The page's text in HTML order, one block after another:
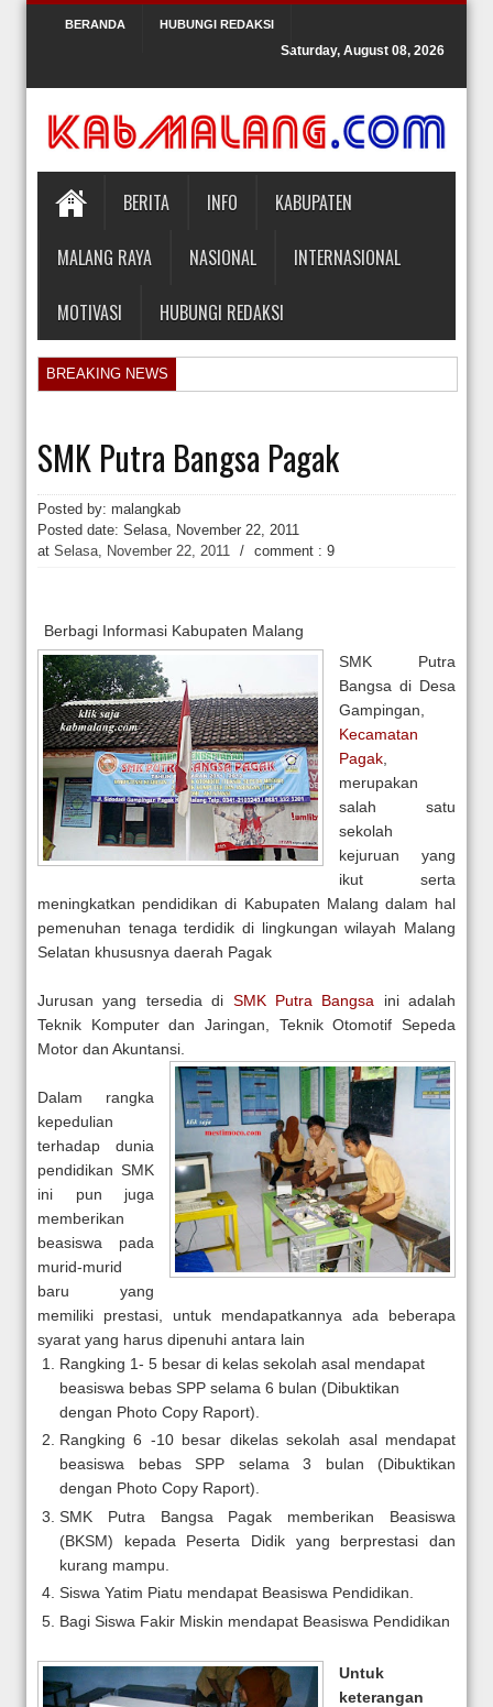
BERANDA HUBUNGI REDAKSI
Saturday, August 08, 2026
BERITA INFO KABUPATEN
MALANG RAYA NASIONAL INTERNASIONAL
MOTIVASI HUBUNGI REDAKSI
BREAKING NEWS
KPK Periksa Mantan Stafsus Menag Gus Yaqut terkait Kasus Kuota
Hakim Kabulkan Sebagian Gugatan Praperadilan Roy Suryo
SMK Putra Bangsa Pagak
Posted by: malangkab
Posted date: Selasa, November 22, 2011
at Selasa, November 22, 2011 / comment : 9
Berbagi Informasi Kabupaten Malang
SMK Putra
Bangsa di Desa
Gampingan,
Kecamatan
Pagak
merupakan
salah satu
sekolah
kejuruan yang
ikut serta
meningkatkan pendidikan di Kabupaten Malang dalam hal
pemenuhan tenaga terdidik di lingkungan wilayah Malang
Selatan khususnya daerah Pagak
Jurusan yang tersedia di SMK Putra Bangsa ini adalah
Teknik Komputer dan Jaringan, Teknik Otomotif Sepeda
Motor dan Akuntansi.
Dalam rangka
kepedulian
terhadap dunia
pendidikan SMK
ini pun juga
memberikan
beasiswa pada
murid-murid
baru yang
memiliki prestasi, untuk mendapatkannya ada beberapa
syarat yang harus dipenuhi antara lain
Rangking 1- 5 besar di kelas sekolah asal mendapat
beasiswa bebas SPP selama 6 bulan (Dibuktikan
dengan Photo Copy Raport).
Rangking 6 -10 besar dikelas sekolah asal mendapat
beasiswa bebas SPP selama 3 bulan (Dibuktikan
dengan Photo Copy Raport).
SMK Putra Bangsa Pagak memberikan Beasiswa
(BKSM) kepada Peserta Didik yang berprestasi dan
kurang mampu.
Siswa Yatim Piatu mendapat Beasiswa Pendidikan.
Bagi Siswa Fakir Miskin mendapat Beasiswa Pendidikan
Untuk
keterangan